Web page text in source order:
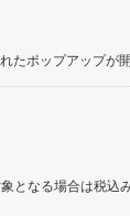
たポップアップが開
となる場合は税込